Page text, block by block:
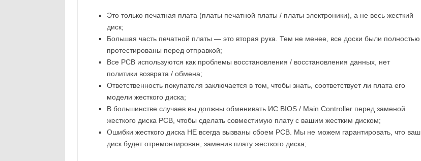
Это только печатная плата (платы печатной платы / платы электроники), а не весь жесткий
диск;
Большая часть печатной платы — это вторая рука. Тем не менее, все доски были полностью
протестированы перед отправкой;
Все PCB используются как проблемы восстановления / восстановления данных, нет
политики возврата / обмена;
Ответственность покупателя заключается в том, чтобы знать, соответствует ли плата его
модели жесткого диска;
В большинстве случаев вы должны обменивать ИС BIOS / Main Controller перед заменой
жесткого диска PCB, чтобы сделать совместимую плату с вашим жестким диском;
Ошибки жесткого диска НЕ всегда вызваны сбоем PCB. Мы не можем гарантировать, что ваш
диск будет отремонтирован, заменив плату жесткого диска;